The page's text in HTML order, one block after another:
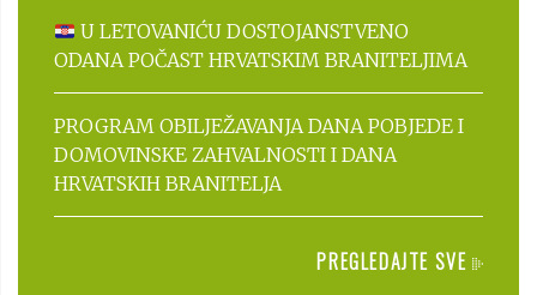
U LETOVANIĆU DOSTOJANSTVENO
ODANA POČAST HRVATSKIM BRANITELJIMA
PROGRAM OBILJEŽAVANJA DANA POBJEDE I
DOMOVINSKE ZAHVALNOSTI I DANA
HRVATSKIH BRANITELJA
PREGLEDAJTE SVE